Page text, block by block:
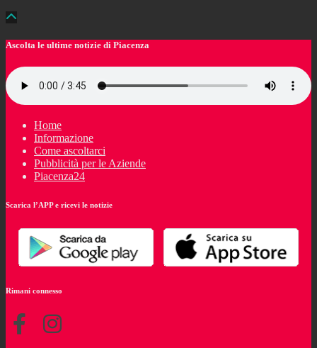
Ascolta le ultime notizie di Piacenza
Home
Informazione
Come ascoltarci
Pubblicità per le Aziende
Piacenza24
Scarica l’APP e ricevi le notizie
Rimani connesso